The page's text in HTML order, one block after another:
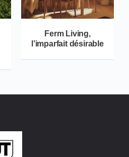
Ferm Living,
l’imparfait désirable